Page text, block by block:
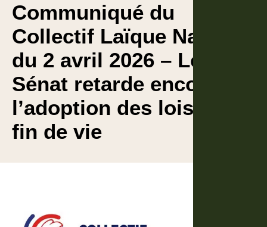
Communiqué du
Collectif Laïque National
du 2 avril 2026 – Le
Sénat retarde encore
l’adoption des lois sur la
fin de vie